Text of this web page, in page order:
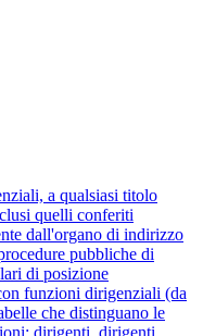
a qualsiasi titolo
quelli conferiti
dall'organo di indirizzo
pubbliche di
di posizione
funzioni dirigenziali (da
che distinguano le